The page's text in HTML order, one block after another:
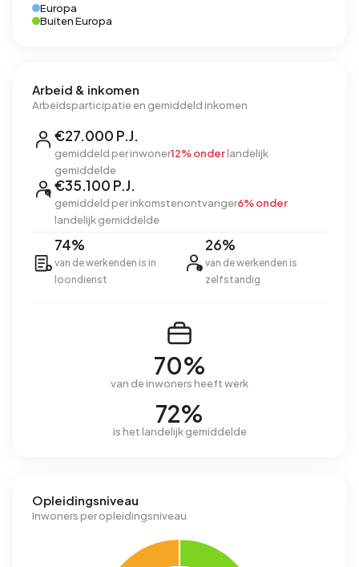
Europa
Buiten Europa
Arbeid & inkomen
Arbeidsparticipatie en gemiddeld inkomen
€27.000 P.J.
gemiddeld per inwoner12% onderlandelijk
gemiddelde
€35.100 P.J.
gemiddeld per inkomstenontvanger6% onder
landelijk gemiddelde
74%
van de werkenden is in
loondienst
26%
van de werkenden is
zelfstandig
70%
van de inwoners heeft werk
72%
is het landelijk gemiddelde
Opleidingsniveau
Inwoners per opleidingsniveau